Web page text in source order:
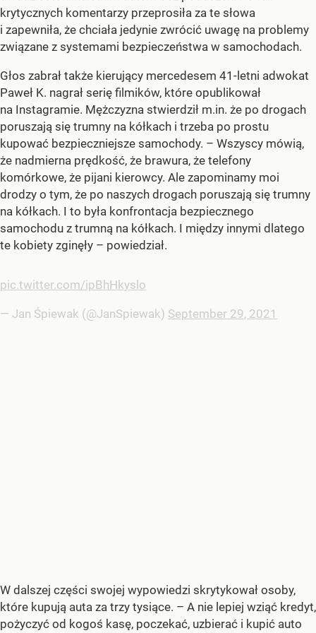
krytycznych komentarzy przeprosiła za te słowa
i zapewniła, że chciała jedynie zwrócić uwagę na problemy
związane z systemami bezpieczeństwa w samochodach.
Głos zabrał także kierujący mercedesem 41-letni adwokat
Paweł K. nagrał serię filmików, które opublikował
na Instagramie. Mężczyzna stwierdził m.in. że po drogach
poruszają się trumny na kółkach i trzeba po prostu
kupować bezpieczniejsze samochody. – Wszyscy mówią,
że nadmierna prędkość, że brawura, że telefony
komórkowe, że pijani kierowcy. Ale zapominamy moi
drodzy o tym, że po naszych drogach poruszają się trumny
na kółkach. I to była konfrontacja bezpiecznego
samochodu z trumną na kółkach. I między innymi dlatego
te kobiety zginęły – powiedział.
pic.twitter.com/ipBhHkyslo
— Jan Śpiewak (@JanSpiewak) September 29, 2021
W dalszej części swojej wypowiedzi skrytykował osoby,
które kupują auta za trzy tysiące. – A nie lepiej wziąć kredyt,
pożyczyć od kogoś kasę, poczekać, uzbierać i kupić auto